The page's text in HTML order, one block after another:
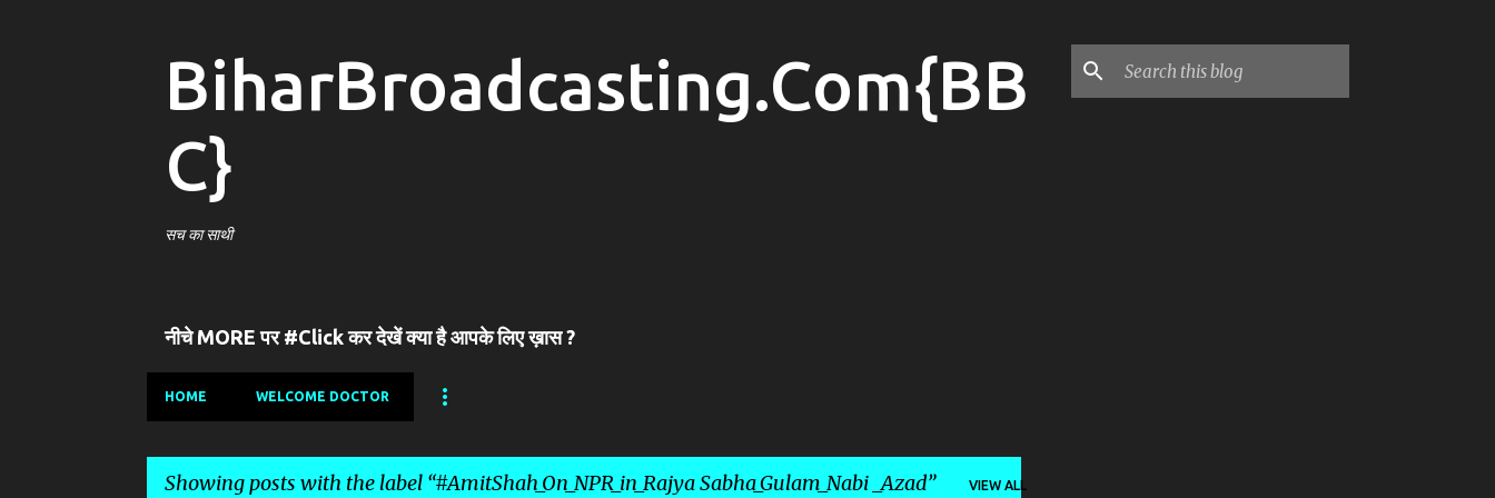
BiharBroadcasting.Com{BB
C}
सच का साथी
नीचे MORE पर #Click कर देखें क्या है आपके लिए ख़ास ?
HOME WELCOME DOCTOR
Showing posts with the label #AmitShah_On_NPR_in_Rajya Sabha_Gulam_Nabi _Azad VIEW ALL